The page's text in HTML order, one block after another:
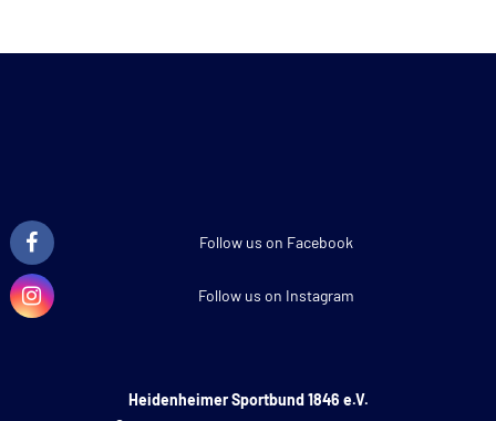
Follow us on Facebook
Follow us on Instagram
Heidenheimer Sportbund 1846 e.V.